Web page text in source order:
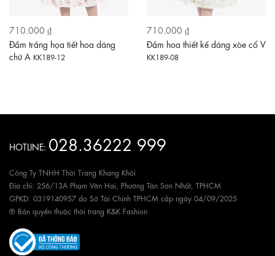
710.000 ₫
Đầm trắng họa tiết hoa dáng
chữ A KK189-12
710.000 ₫
Đầm hoa thiết kế dáng xòe cổ V
KK189-08
HOTLINE: 028.36222 999
Công Ty TNHH Thời Trang Khang Khôi
Địa chỉ: 256/13A Phạm Văn Hai, Phường Tân Sơn Nhất, TPHCM
GPKD: 0319140957 do Sở Tài Chính TPHCM cấp ngày 04/09/2025
® Bản quyền thuộc thời trang K&K Fashion